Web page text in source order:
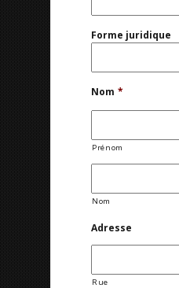
Forme juridique
Nom *
Prénom
Nom
Adresse
Rue